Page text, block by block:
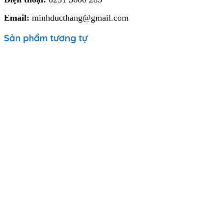
Email: minhducthang@gmail.com
Sản phẩm tương tự